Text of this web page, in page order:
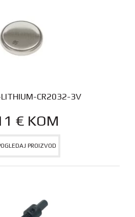
LITHIUM-CR2032-3V
€ KOM
PROIZVOD